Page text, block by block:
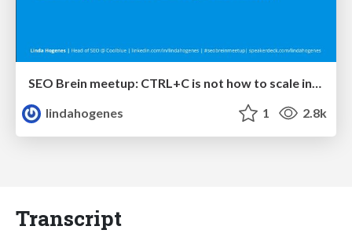
SEO Brein meetup: CTRL+C is not how to scale international SEO
lindahogenes
1 2.8k
Transcript